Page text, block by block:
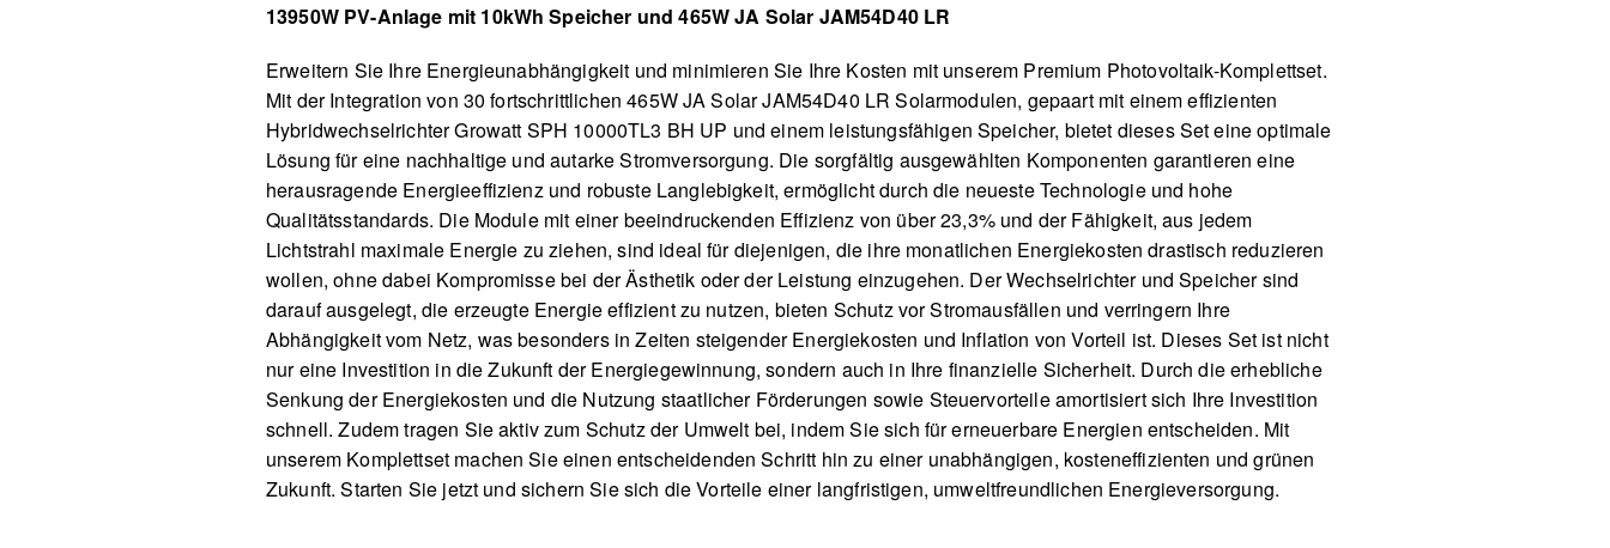
13950W PV-Anlage mit 10kWh Speicher und 465W JA Solar JAM54D40 LR
Erweitern Sie Ihre Energieunabhängigkeit und minimieren Sie Ihre Kosten mit unserem Premium Photovoltaik-Komplettset.
Mit der Integration von 30 fortschrittlichen 465W JA Solar JAM54D40 LR Solarmodulen, gepaart mit einem effizienten
Hybridwechselrichter Growatt SPH 10000TL3 BH UP und einem leistungsfähigen Speicher, bietet dieses Set eine optimale
Lösung für eine nachhaltige und autarke Stromversorgung. Die sorgfältig ausgewählten Komponenten garantieren eine
herausragende Energieeffizienz und robuste Langlebigkeit, ermöglicht durch die neueste Technologie und hohe
Qualitätsstandards. Die Module mit einer beeindruckenden Effizienz von über 23,3% und der Fähigkeit, aus jedem
Lichtstrahl maximale Energie zu ziehen, sind ideal für diejenigen, die ihre monatlichen Energiekosten drastisch reduzieren
wollen, ohne dabei Kompromisse bei der Ästhetik oder der Leistung einzugehen. Der Wechselrichter und Speicher sind
darauf ausgelegt, die erzeugte Energie effizient zu nutzen, bieten Schutz vor Stromausfällen und verringern Ihre
Abhängigkeit vom Netz, was besonders in Zeiten steigender Energiekosten und Inflation von Vorteil ist. Dieses Set ist nicht
nur eine Investition in die Zukunft der Energiegewinnung, sondern auch in Ihre finanzielle Sicherheit. Durch die erhebliche
Senkung der Energiekosten und die Nutzung staatlicher Förderungen sowie Steuervorteile amortisiert sich Ihre Investition
schnell. Zudem tragen Sie aktiv zum Schutz der Umwelt bei, indem Sie sich für erneuerbare Energien entscheiden. Mit
unserem Komplettset machen Sie einen entscheidenden Schritt hin zu einer unabhängigen, kosteneffizienten und grünen
Zukunft. Starten Sie jetzt und sichern Sie sich die Vorteile einer langfristigen, umweltfreundlichen Energieversorgung.